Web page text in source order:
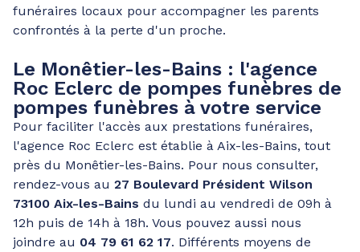
funéraires locaux pour accompagner les parents
confrontés à la perte d'un proche.
Le Monêtier-les-Bains : l'agence
Roc Eclerc de pompes funèbres de
pompes funèbres à votre service
Pour faciliter l'accès aux prestations funéraires,
l'agence Roc Eclerc est établie à Aix-les-Bains, tout
près du Monêtier-les-Bains. Pour nous consulter,
rendez-vous au 27 Boulevard Président Wilson
73100 Aix-les-Bains du lundi au vendredi de 09h à
12h puis de 14h à 18h. Vous pouvez aussi nous
joindre au 04 79 61 62 17. Différents moyens de